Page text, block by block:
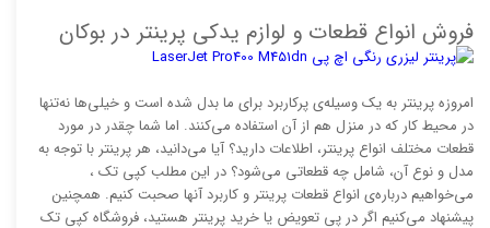
فروش انواع قطعات و لوازم یدکی پرینتر در بوکان
امروزه پرینتر به یک وسیله‌ی پرکاربرد برای ما بدل شده است و خیلی‌ها نه‌تنها
در محیط کار که در منزل هم از آن استفاده می‌کنند. اما شما چقدر در مورد
قطعات مختلف انواع پرینتر، اطلاعات دارید؟ آیا می‌دانید، هر پرینتر با توجه به
مدل و نوع آن، شامل چه قطعاتی می‌شود؟ در این مطلب کپی تک ،
می‌خواهیم درباره‌ی انواع قطعات پرینتر و کاربرد آنها صحبت کنیم. همچنین
پیشنهاد می‌کنیم اگر در پی تعویض یا خرید پرینتر هستید، فروشگاه کپی تک